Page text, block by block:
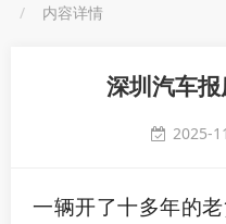
内容详情
深圳汽车
2025-
一辆开了十多年的